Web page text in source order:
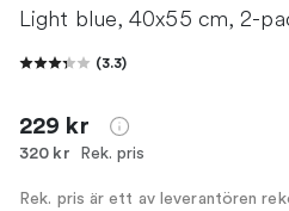
Light blue, 40x55 cm, 2-
(3.3)
229 kr
320 kr Rek. pris
Rek. pris är ett av leverantören